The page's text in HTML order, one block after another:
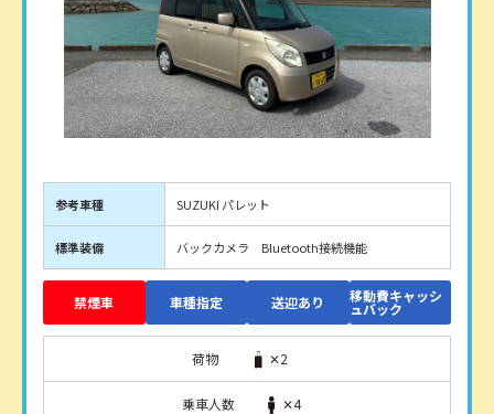
参考車種 SUZUKI パレット
標準装備 バックカメラ Bluetooth接続機能
禁煙車 車種指定 送迎あり 移動費キャッシ
ュバック
荷物 ✕2
乗車人数 ✕4